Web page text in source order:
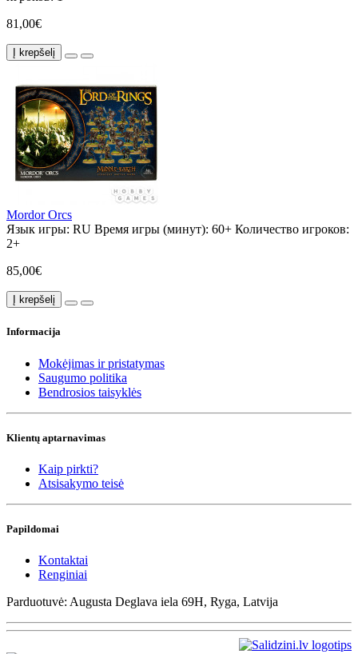
81,00€
Į krepšelį
Mordor Orcs
Язык игры: RU Время игры (минут): 60+ Количество игроков:
2+
85,00€
Į krepšelį
Informacija
Mokėjimas ir pristatymas
Saugumo politika
Bendrosios taisyklės
Klientų aptarnavimas
Kaip pirkti?
Atsisakymo teisė
Papildomai
Kontaktai
Renginiai
Parduotuvė: Augusta Deglava iela 69H, Ryga, Latvija